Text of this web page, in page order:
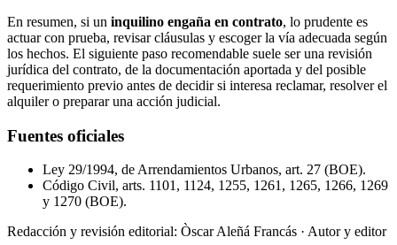
En resumen, si un inquilino engaña en contrato, lo prudente es
actuar con prueba, revisar cláusulas y escoger la vía adecuada según
los hechos. El siguiente paso recomendable suele ser una revisión
jurídica del contrato, de la documentación aportada y del posible
requerimiento previo antes de decidir si interesa reclamar, resolver el
alquiler o preparar una acción judicial.
Fuentes oficiales
Ley 29/1994, de Arrendamientos Urbanos, art. 27 (BOE).
Código Civil, arts. 1101, 1124, 1255, 1261, 1265, 1266, 1269
y 1270 (BOE).
Redacción y revisión editorial: Òscar Aleñá Francás · Autor y editor